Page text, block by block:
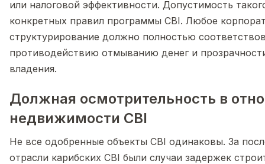
или налоговой эффективности. Допустимость
конкретных правил программы CBI. Любое
структурирование должно полностью
противодействию отмыванию денег и
владения.
Должная осмотрительность в
недвижимости CBI
Не все одобренные объекты CBI одинаковы. За
отрасли карибских CBI были случаи задержек